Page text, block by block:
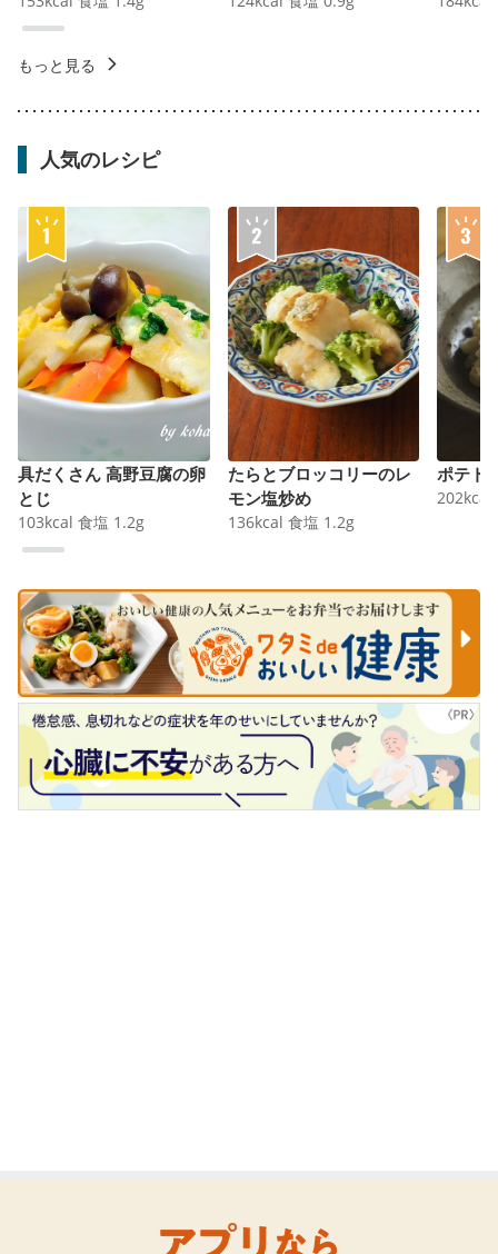
もっと見る
人気のレシピ
具だくさん 高野豆腐の卵
とじ
103kcal 食塩 1.2g
たらとブロッコリーのレ
モン塩炒め
136kcal 食塩 1.2g
ポテト
202kcal